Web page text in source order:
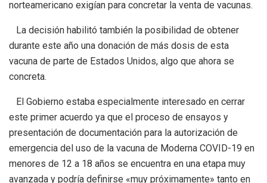
norteamericano exigían para concretar la venta de vacunas.
La decisión habilitó también la posibilidad de obtener
durante este año una donación de más dosis de esta
vacuna de parte de Estados Unidos, algo que ahora se
concreta.
El Gobierno estaba especialmente interesado en cerrar
este primer acuerdo ya que el proceso de ensayos y
presentación de documentación para la autorización de
emergencia del uso de la vacuna de Moderna COVID-19 en
menores de 12 a 18 años se encuentra en una etapa muy
avanzada y podría definirse «muy próximamente» tanto en